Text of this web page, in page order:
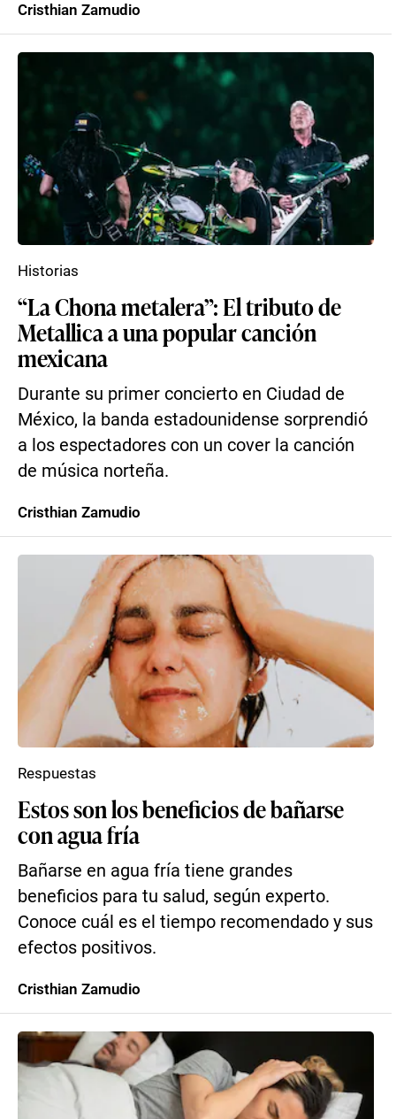
Cristhian Zamudio
“La Chona metalera”: El tributo de
Metallica a una popular canción
mexicana
Durante su primer concierto en Ciudad de
México, la banda estadounidense sorprendió
a los espectadores con un cover la canción
de música norteña.
Historias
Cristhian Zamudio
Estos son los beneficios de bañarse
con agua fría
Bañarse en agua fría tiene grandes
beneficios para tu salud, según experto.
Conoce cuál es el tiempo recomendado y sus
efectos positivos.
Respuestas
Cristhian Zamudio